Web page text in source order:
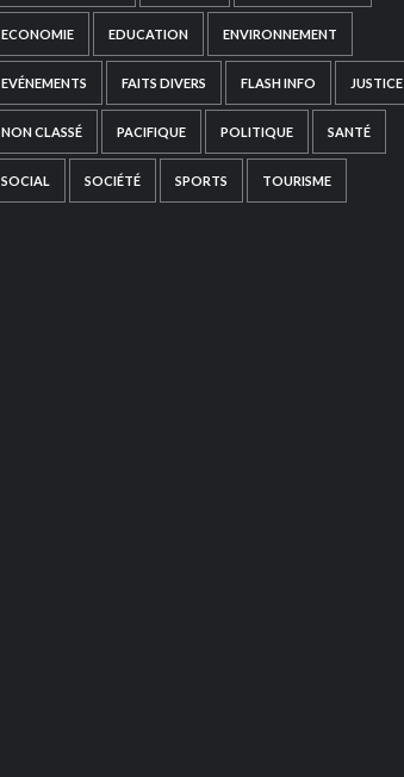
ECONOMIE EDUCATION ENVIRONNEMENT
EVÉNEMENTS FAITS DIVERS FLASH INFO JUSTICE
NON CLASSÉ PACIFIQUE POLITIQUE SANTÉ
SOCIAL SOCIÉTÉ SPORTS TOURISME